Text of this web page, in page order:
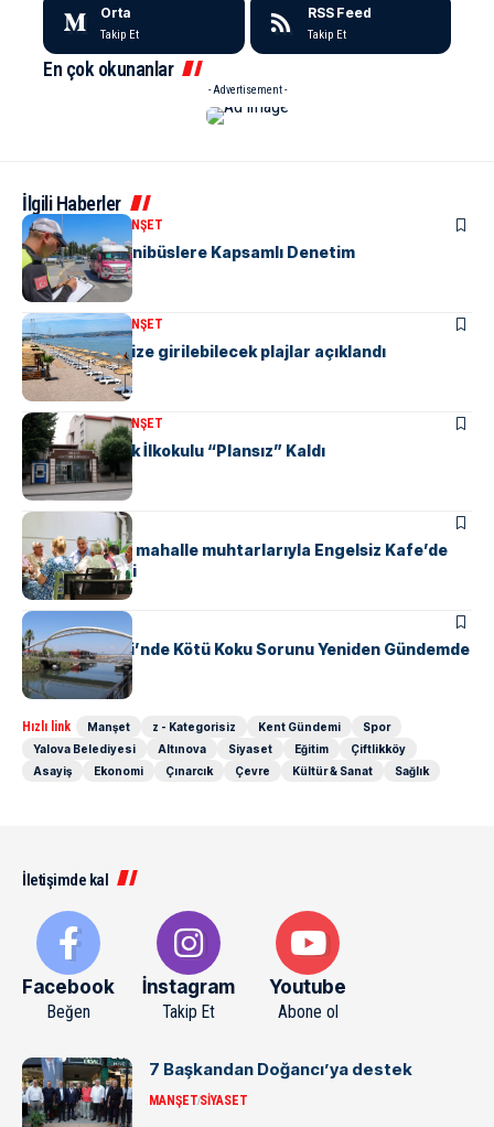
Orta
Takip Et
RSS Feed
Takip Et
En çok okunanlar
- Advertisement -
İlgili Haberler
KENT GÜNDEMI MANŞET
“M” Plakalı Minibüslere Kapsamlı Denetim
KENT GÜNDEMI MANŞET
Yalova’da denize girilebilecek plajlar açıklandı
KENT GÜNDEMIMANŞET
Yalova Atatürk İlkokulu “Plansız” Kaldı
KENT GÜNDEMI
Başkan Gürel, mahalle muhtarlarıyla Engelsiz Kafe’de
bir araya geldi
KENT GÜNDEMI
Safran Deresi’nde Kötü Koku Sorunu Yeniden Gündemde
Hızlı link Manşet z - Kategorisiz Kent Gündemi
Spor
Yalova Belediyesi
Altınova Siyaset Eğitim
Çiftlikköy
Asayiş
Ekonomi Çınarcık Çevre Kültür & Sanat Sağlık
İletişimde kal
Facebook
Beğen
İnstagram
Takip Et
Youtube
Abone ol
7 Başkandan Doğancı’ya destek
MANŞETSIYASET